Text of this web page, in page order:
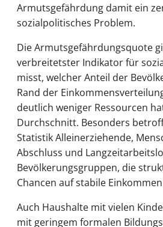
Armutsgefährdung damit ein
sozialpolitisches Problem.
Die Armutsgefährdungsquote
verbreitetster Indikator für
misst, welcher Anteil der
Rand der
deutlich weniger Ressourcen
Durchschnitt. Besonders
Statistik Alleinerziehende,
Abschluss und
Bevölkerungsgruppen, die
Chancen auf stabile
Auch Haushalte mit vielen
mit geringem formalen